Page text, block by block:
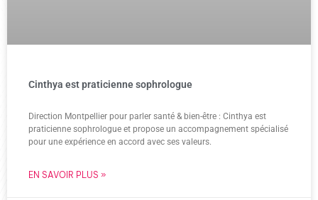
Cinthya est praticienne sophrologue
Direction Montpellier pour parler santé & bien-être : Cinthya est
praticienne sophrologue et propose un accompagnement spécialisé
pour une expérience en accord avec ses valeurs.
EN SAVOIR PLUS »